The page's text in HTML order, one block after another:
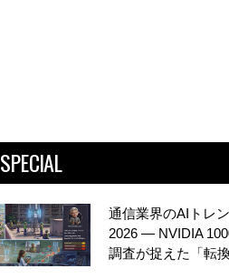
SPECIAL
通信業界のAIトレ
2026 ― NVIDIA
調査が捉えた「転換